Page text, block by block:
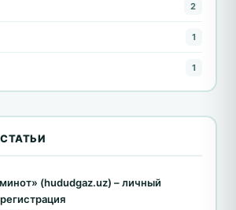
2
1
1
(hududgaz.uz) – личный